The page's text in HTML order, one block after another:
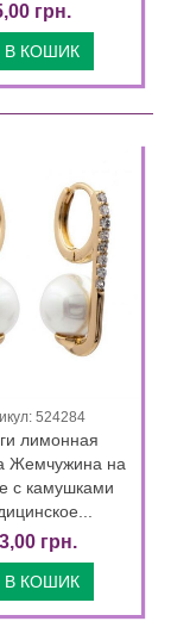
грн.
В КОШИК
524284
лимонная
Жемчужина на
с камушками
грн.
В КОШИК